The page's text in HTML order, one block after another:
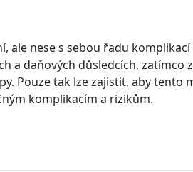
ale nese s sebou řadu komplikací
a daňových důsledcích, zatímco
Pouze tak lze zajistit, aby tento
komplikacím a rizikům.